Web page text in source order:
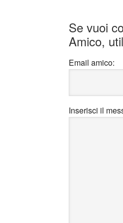
Se vuoi
Amico,
Email amico:
Inserisci il